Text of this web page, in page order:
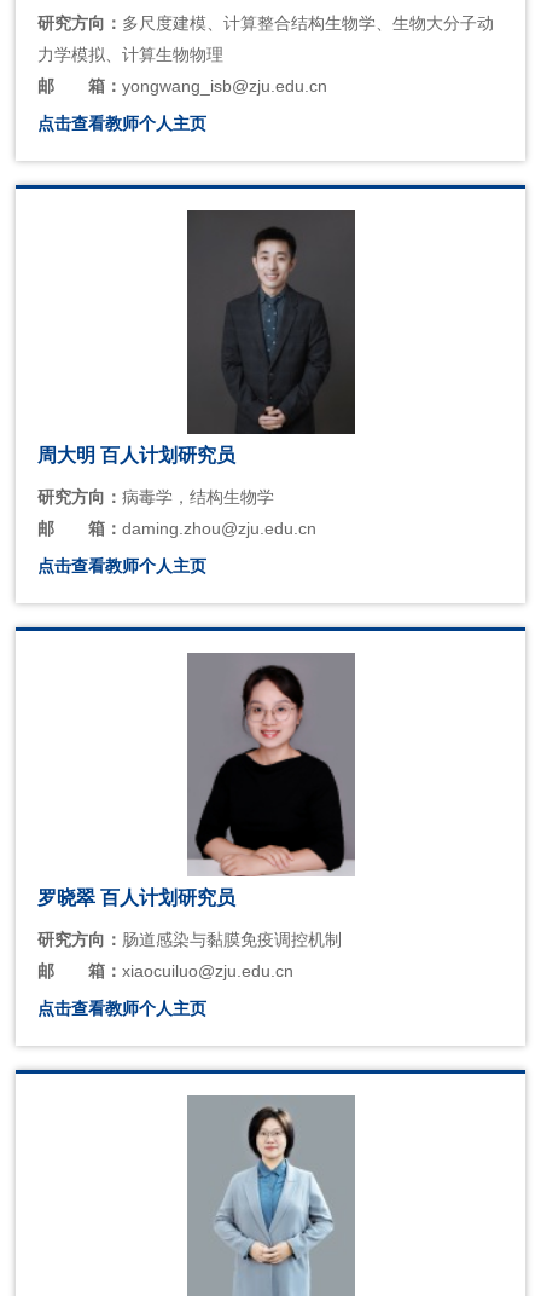
研究方向： 多尺度建模、计算整合结构生物学、生物大分子动
力学模拟、计算生物物理
邮
箱：yongwang_isb@zju.edu.cn
点击查看教师个人主页
周大明 百人计划研究员
研究方向：病毒学，结构生物学
邮
箱：daming.zhou@zju.edu.cn
点击查看教师个人主页
罗晓翠 百人计划研究员
研究方向： 肠道感染与黏膜免疫调控机制
邮
箱：xiaocuiluo@zju.edu.cn
点击查看教师个人主页